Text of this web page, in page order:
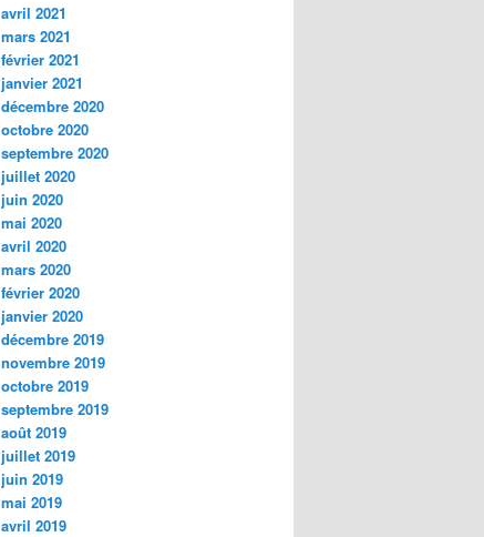
avril 2021
mars 2021
février 2021
janvier 2021
décembre 2020
octobre 2020
septembre 2020
juillet 2020
juin 2020
mai 2020
avril 2020
mars 2020
février 2020
janvier 2020
décembre 2019
novembre 2019
octobre 2019
septembre 2019
août 2019
juillet 2019
juin 2019
mai 2019
avril 2019